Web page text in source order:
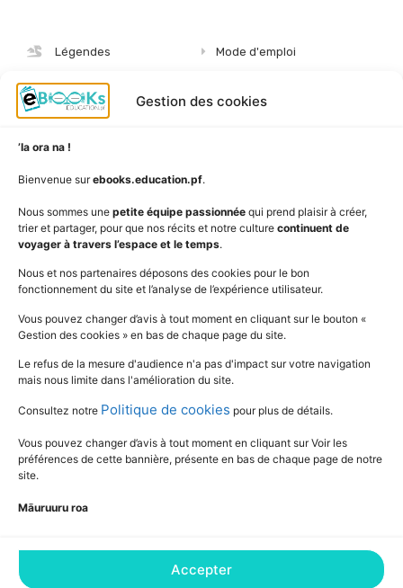
Gestion des cookies
’Ia ora na !
Bienvenue surebooks.education.pf.
Nous sommes une petite équipe passionnée qui prend plaisir à créer,
trier et partager, pour que nos récits et notre culture continuent de
voyager à travers l’espace et le temps.
Nous et nos partenaires déposons des cookies pour le bon
fonctionnement du site et l’analyse de l’expérience utilisateur.
Vous pouvez changer d’avis à tout moment en cliquant sur le bouton «
Gestion des cookies » en bas de chaque page du site.
Le refus de la mesure d'audience n'a pas d'impact sur votre navigation
mais nous limite dans l'amélioration du site.
Consultez notre Politique de cookies pour plus de détails.
Vous pouvez changer d’avis à tout moment en cliquant sur Voir les
préférences de cette bannière, présente en bas de chaque page de notre
site.
Māuruuru roa
Accepter
Légendes
Albums
Langues
Niveaux
AudioBooks
Outils
Vidéos
Mode d'emploi
Mentions légales
www.education.pf
SUIVEZ L'ACTUALITÉ DE L'ÉDUCATION
Consultez notre Déclaration relative aux